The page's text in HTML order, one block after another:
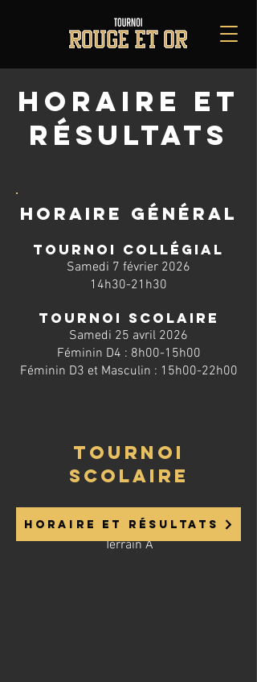
HORAIRe et
résultats
HORAIRE GÉNÉRAL
tournoi collégial
Samedi 7 février 2026
14h30-21h30
tournoi scolaire
Samedi 25 avril 2026
Féminin D4 : 8h00-15h00
Féminin D3 et Masculin : 15h00-22h00
tournoi
SCOLAIRE
collégial d1
Terrain A
HORAIRE ET RÉSULTATS